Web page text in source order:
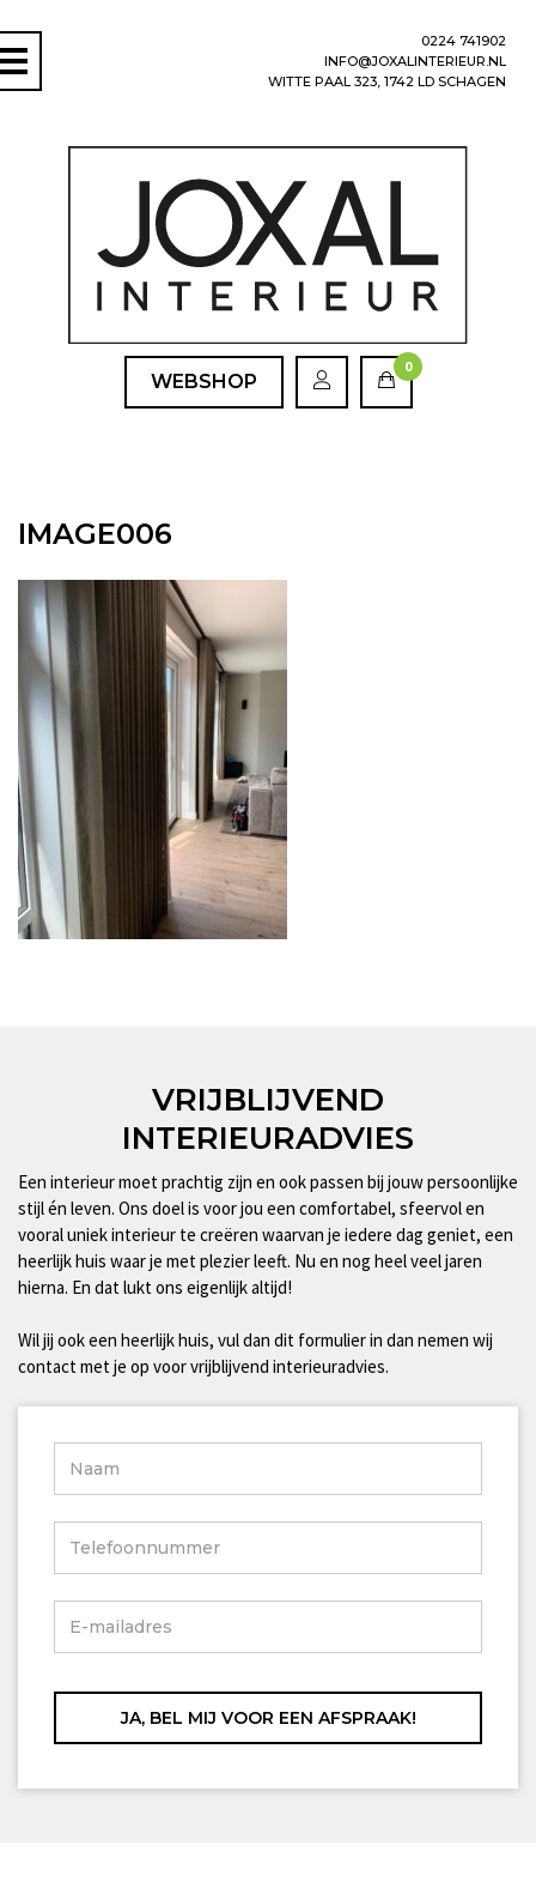
0224 741902
INFO@JOXALINTERIEUR.NL
WITTE PAAL 323, 1742 LD SCHAGEN
WEBSHOP
0
IMAGE006
VRIJBLIJVEND
INTERIEURADVIES
Een interieur moet prachtig zijn en ook passen bij jouw persoonlijke
stijl én leven. Ons doel is voor jou een comfortabel, sfeervol en
vooral uniek interieur te creëren waarvan je iedere dag geniet, een
heerlijk huis waar je met plezier leeft. Nu en nog heel veel jaren
hierna. En dat lukt ons eigenlijk altijd!
Wil jij ook een heerlijk huis, vul dan dit formulier in dan nemen wij
contact met je op voor vrijblijvend interieuradvies.